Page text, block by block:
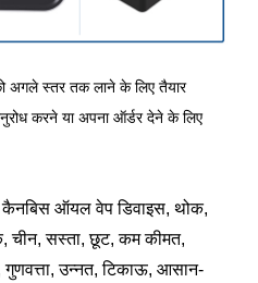
अगले स्तर तक लाने के लिए तैयार
करने या अपना ऑर्डर देने के लिए
कैनबिस ऑयल वेप डिवाइस, थोक,
चीन, सस्ता, छूट, कम कीमत,
उन्नत, टिकाऊ, आसान-